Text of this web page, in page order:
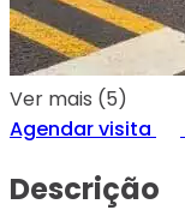
Ver mais (5)
Agendar visita
Descrição